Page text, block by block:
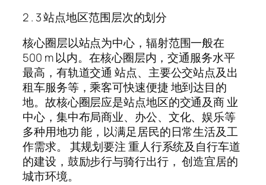
2 . 3 站点地区范围层次的划分
核心圈层以站点为中心，辐射范围一般在
500 m 以内。在核心圈层内，交通服务水平
最高，有轨道交通 站点、主要公交站点及出
租车服务等，乘客可快速便捷 地到达目的
地。故核心圈层应是站点地区的交通及商 业
中心，集中布局商业、办公、文化、娱乐等
多种用地功 能，以满足居民的日常生活及工
作需求。 其规划要注 重人行系统及自行车道
的建设，鼓励步行与骑行出行， 创造宜居的
城市环境。